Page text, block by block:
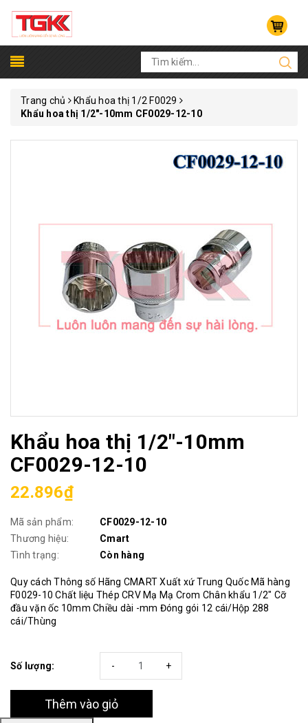
Trang chủ
Khẩu hoa thị 1/2 F0029
Khẩu hoa thị 1/2"-10mm CF0029-12-10
Khẩu hoa thị 1/2"-10mm
CF0029-12-10
22.896₫
Mã sản phẩm:
CF0029-12-10
Thương hiệu:
Cmart
Tình trạng:
Còn hàng
Quy cách Thông số Hãng CMART Xuất xứ Trung Quốc Mã hàng
F0029-10 Chất liệu Thép CRV Mạ Mạ Crom Chân khẩu 1/2" Cỡ
đầu vặn ốc 10mm Chiều dài -mm Đóng gói 12 cái/Hộp 288
cái/Thùng
Số lượng: +
-
Thêm vào giỏ